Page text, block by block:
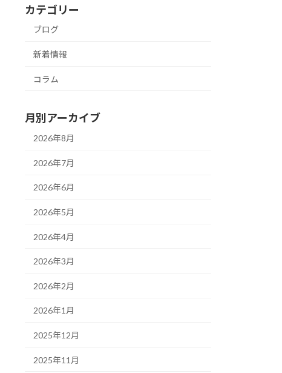
カテゴリー
ブログ
新着情報
コラム
月別アーカイブ
2026年8月
2026年7月
2026年6月
2026年5月
2026年4月
2026年3月
2026年2月
2026年1月
2025年12月
2025年11月